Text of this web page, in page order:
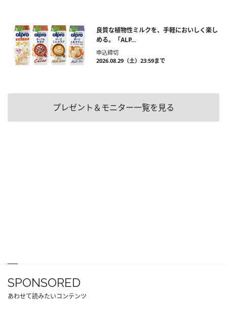
良質な植物性ミルクを、手軽においしく楽し
める。「ALP...
申込締切
2026.08.29（土）23:59まで
プレゼント＆モニター一覧を見る
SPONSORED
あわせて読みたいコンテンツ